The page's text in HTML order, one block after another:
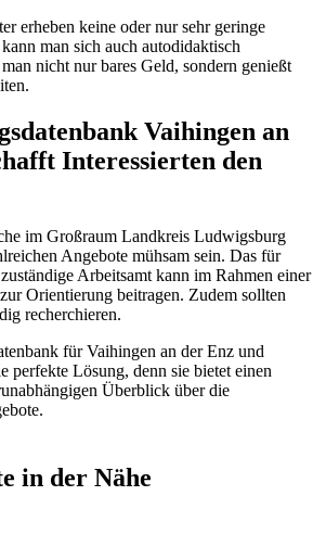
erheben keine oder nur sehr geringe
man sich auch autodidaktisch
nicht nur bares Geld, sondern genießt
Vaihingen an
Interessierten den
im Großraum Landkreis Ludwigsburg
Angebote mühsam sein. Das für
Arbeitsamt kann im Rahmen einer
Orientierung beitragen. Zudem sollten
recherchieren.
für Vaihingen an der Enz und
perfekte Lösung, denn sie bietet einen
Überblick über die
in der Nähe